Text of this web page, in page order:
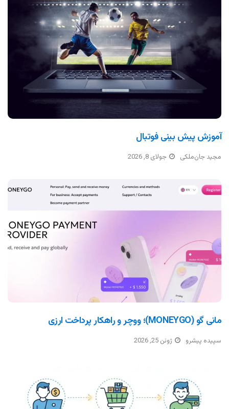
آموزش پیش بینی فوتبال
مجید جان‌ملکی جولای 8, 2026
مانی گو (MONEYGO)؛ ووچر و راهکار پرداخت ارزی
سپیده پیشرو ژوئن 25, 2026